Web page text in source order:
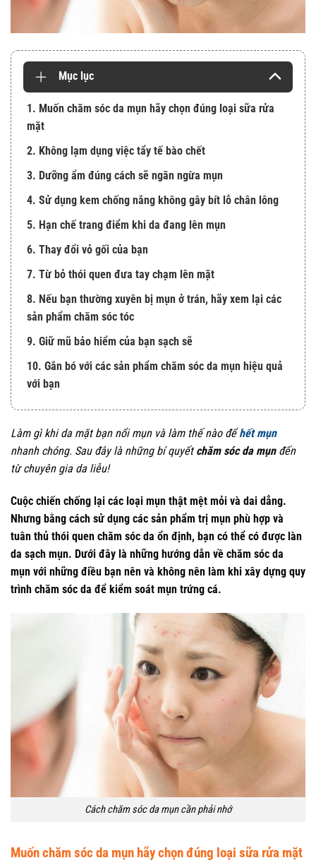
Mục lục
1. Muốn chăm sóc da mụn hãy chọn đúng loại sữa rửa
mặt
2. Không lạm dụng việc tẩy tế bào chết
3. Dưỡng ẩm đúng cách sẽ ngăn ngừa mụn
4. Sử dụng kem chống nắng không gây bít lỗ chân lông
5. Hạn chế trang điểm khi da đang lên mụn
6. Thay đổi vỏ gối của bạn
7. Từ bỏ thói quen đưa tay chạm lên mặt
8. Nếu bạn thường xuyên bị mụn ở trán, hãy xem lại các
sản phẩm chăm sóc tóc
9. Giữ mũ bảo hiểm của bạn sạch sẽ
10. Gắn bó với các sản phẩm chăm sóc da mụn hiệu quả
với bạn
Làm gì khi da mặt bạn nổi mụn và làm thế nào đểhết mụn
nhanh chóng. Sau đây là những bí quyết chăm sóc da mụn đến
từ chuyên gia da liễu!
Cuộc chiến chống lại các loại mụn thật mệt mỏi và dai dẳng.
Nhưng bằng cách sử dụng các sản phẩm trị mụn phù hợp và
tuân thủ thói quen chăm sóc da ổn định, bạn có thể có được làn
da sạch mụn. Dưới đây là những hướng dẫn về chăm sóc da
mụn với những điều bạn nên và không nên làm khi xây dựng quy
trình chăm sóc da để kiểm soát mụn trứng cá.
Cách chăm sóc da mụn cần phải nhớ
Muốn chăm sóc da mụn hãy chọn đúng loại sữa rửa mặt